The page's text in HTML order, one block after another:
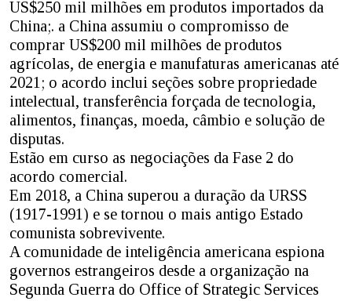
US$250 mil milhões em produtos importados da
China;. a China assumiu o compromisso de
comprar US$200 mil milhões de produtos
agrícolas, de energia e manufaturas americanas até
2021; o acordo inclui seções sobre propriedade
intelectual, transferência forçada de tecnologia,
alimentos, finanças, moeda, câmbio e solução de
disputas.
Estão em curso as negociações da Fase 2 do
acordo comercial.
Em 2018, a China superou a duração da URSS
(1917-1991) e se tornou o mais antigo Estado
comunista sobrevivente.
A comunidade de inteligência americana espiona
governos estrangeiros desde a organização na
Segunda Guerra do Office of Strategic Services